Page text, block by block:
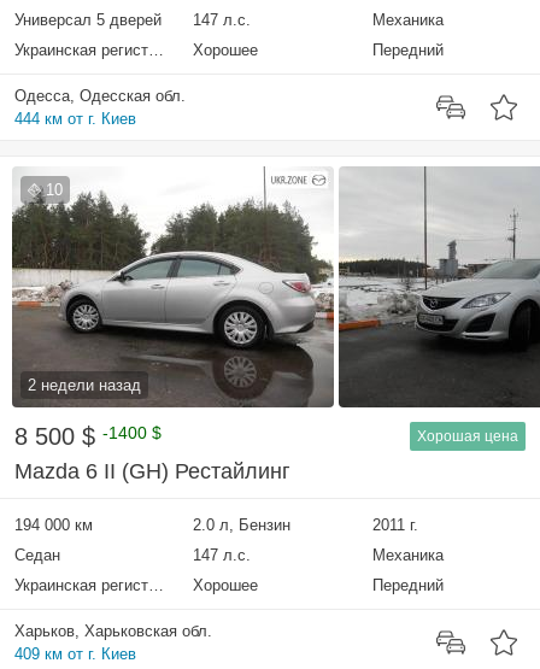
Универсал 5 дверей
147 л.с.
Механика
Украинская регистрация
Хорошее Передний
Одесса, Одесская обл.
444 км от г. Киев
10
2 недели назад
8 500 $ -1400 $ Хорошая цена
Mazda 6 II (GH) Рестайлинг
194 000 км 2.0 л, Бензин
2011 г.
Седан
147 л.с.
Механика
Украинская регистрация
Хорошее Передний
Харьков, Харьковская обл.
409 км от г. Киев